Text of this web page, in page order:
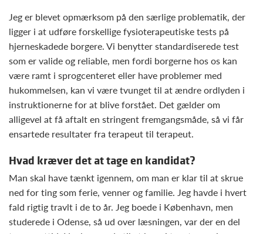
Jeg er blevet opmærksom på den særlige problematik, der
ligger i at udføre forskellige fysioterapeutiske tests på
hjerneskadede borgere. Vi benytter standardiserede test
som er valide og reliable, men fordi borgerne hos os kan
være ramt i sprogcenteret eller have problemer med
hukommelsen, kan vi være tvunget til at ændre ordlyden i
instruktionerne for at blive forstået. Det gælder om
alligevel at få aftalt en stringent fremgangsmåde, så vi får
ensartede resultater fra terapeut til terapeut.
Hvad kræver det at tage en kandidat?
Man skal have tænkt igennem, om man er klar til at skrue
ned for ting som ferie, venner og familie. Jeg havde i hvert
fald rigtig travlt i de to år. Jeg boede i København, men
studerede i Odense, så ud over læsningen, var der en del